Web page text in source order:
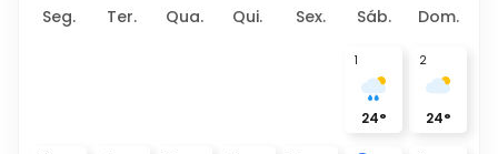
Seg. Ter. Qua. Qui. Sex. Sáb. Dom.
1
24°
2
24°